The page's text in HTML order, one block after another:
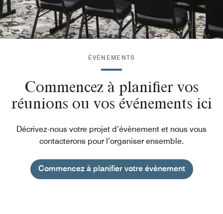
ÉVÈNEMENTS
Commencez à planifier vos
réunions ou vos événements ici
Décrivez-nous votre projet d’évènement et nous vous
contacterons pour l’organiser ensemble.
Commencez à planifier votre évènement